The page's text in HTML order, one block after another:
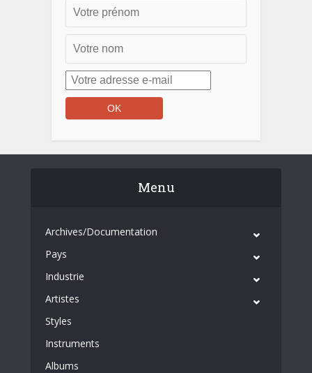
Menu
Archives/Documentation
Pays
Industrie
Artistes
Styles
Instruments
Albums